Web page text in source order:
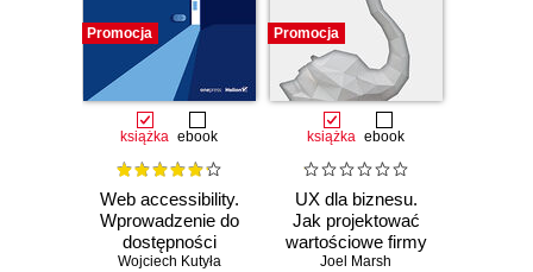
Promocja
książka ebook
Web accessibility.
Wprowadzenie do
dostępności
cyfrowej
Wojciech Kutyła
Promocja
książka ebook
UX dla biznesu.
Jak projektować
wartościowe firmy
cyfrowe
Joel Marsh